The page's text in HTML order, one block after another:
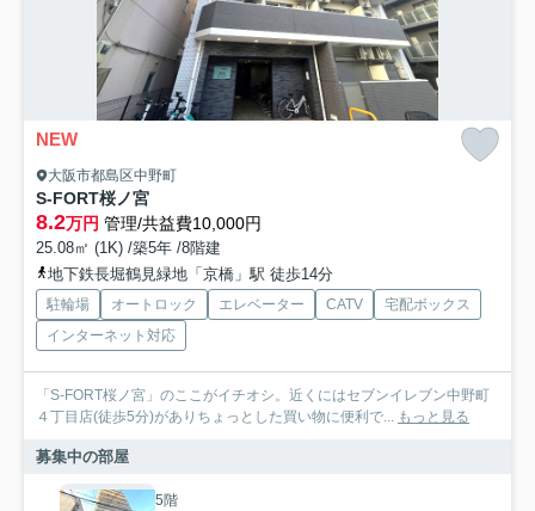
NEW
大阪市都島区中野町
S-FORT桜ノ宮
8.2万円 管理/共益費10,000円
25.08㎡ (1K) /築5年 /8階建
地下鉄長堀鶴見緑地「京橋」駅 徒歩14分
駐輪場 オートロック エレベーター CATV
宅配ボックス
インターネット対応
「S-FORT桜ノ宮」のここがイチオシ。近くにはセブンイレブン中野町
４丁目店(徒歩5分)がありちょっとした買い物に便利で...
もっと見る
募集中の部屋
5階